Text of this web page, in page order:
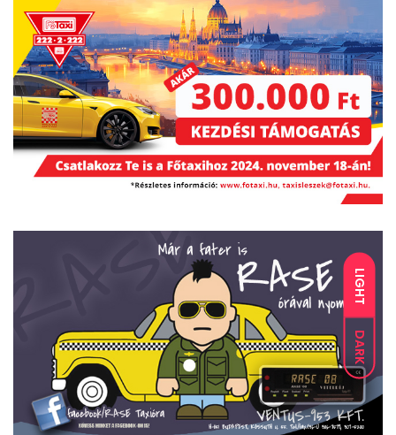
LIGHT
DARK